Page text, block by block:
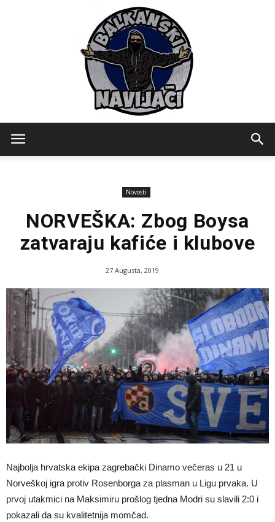
Novosti
NORVEŠKA: Zbog Boysa
zatvaraju kafiće i klubove
27 Augusta, 2019
Najbolja hrvatska ekipa zagrebački Dinamo večeras u 21 u
Norveškoj igra protiv Rosenborga za plasman u Ligu prvaka. U
prvoj utakmici na Maksimiru prošlog tjedna Modri su slavili 2:0 i
pokazali da su kvalitetnija momčad.